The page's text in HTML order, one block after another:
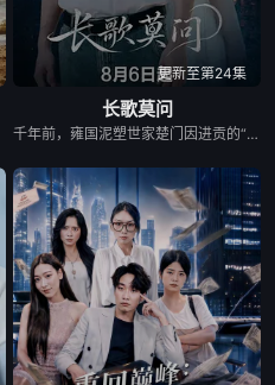
更新至第24集
长歌莫问
千年前，雍国泥塑世家楚门因进贡的“十二生肖”离奇流血炸裂，惨遭满门流放，楚父以死鸣冤。楚家大小姐楚梓鸢带着滔天恨意，在屠刀落地的瞬间，灵魂跨越千年，附身到了与她容貌一模一样的女大学生——楚长歌的身上。命运的齿轮再次转动... &nbsp; &nbsp; &nbsp; &nbsp; &nbsp; &nbsp; &nbsp; &nbsp; &nbsp; &nbsp; &nbsp; &nbsp; &nbsp; &nbsp; &nbsp; &nbsp; &nbsp; &nbsp; &nbsp; &nbsp; &nbsp; &nbsp; &nbsp; &nbsp; &nbsp; &nbsp; &nbsp; &nbsp; &nbsp; &nbsp; &nbsp; &nbsp; &nbsp; &nbsp; &nbsp; 重生后，她惊觉现任男友陈莫问竟与前世仇人南辰面貌如一。面对这张令她切齿又心动的“仇人脸”，楚梓鸢在复仇执念与现实温情间反复横跳，与陈莫问展开了一段亦敌亦友、极限拉扯的宿命羁绊。 &nbsp; &nbsp; &nbsp; &nbsp; &nbsp; &nbsp; &nbsp; &nbsp; &nbsp; &nbsp; &nbsp; &nbsp; &nbsp; &nbsp; &nbsp; &nbsp; &nbsp; &nbsp; &nbsp; &nbsp; &nbsp; &nbsp; &nbsp; &nbsp; &nbsp; &nbsp; &nbsp; &nbsp; &nbsp; &nbsp; &nbsp; &nbsp; &nbsp; &nbsp; &nbsp; 与此同时，围绕楚门遗作“泥塑坐虎”的夺宝大战爆发，各方势力意图夺取其中暗藏的密集《天工开物》。在阴谋环伺的全国泥塑大赛中，面对对手的投毒陷害与技术封锁，楚长歌与陈莫问最终放下成见，携手破局。他们利用硬核化学原理强势拆穿延续千年的“流血”骗局，在惊险的博弈中不仅守护了家族命脉，更揭开了当年背叛背后的深情真相。最终，这份执念化为大爱，楚门非遗技艺在两人的共同守护下，跨越千年焕发出全新生机。